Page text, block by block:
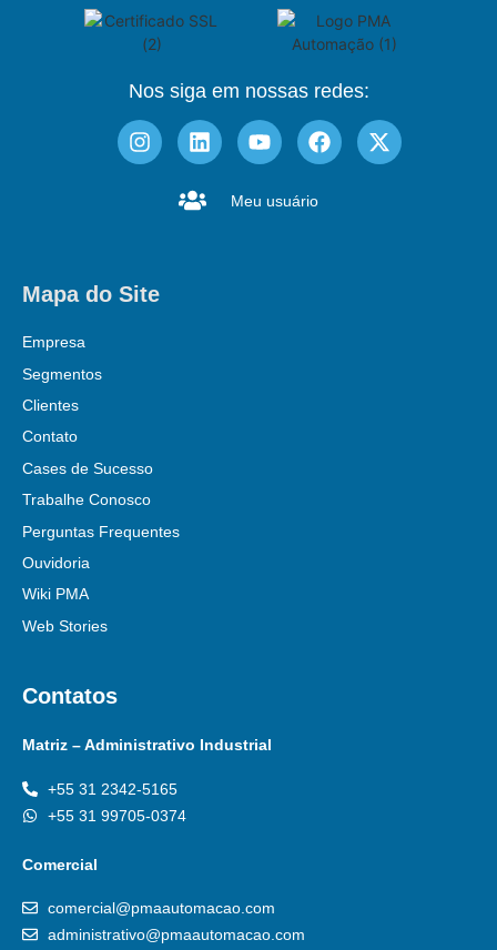
Nos siga em nossas redes:
Meu usuário
Mapa do Site
Empresa
Segmentos
Clientes
Contato
Cases de Sucesso
Trabalhe Conosco
Perguntas Frequentes
Ouvidoria
Wiki PMA
Web Stories
Contatos
Matriz – Administrativo Industrial
+55 31 2342-5165
+55 31 99705-0374
Comercial
comercial@pmaautomacao.com
administrativo@pmaautomacao.com